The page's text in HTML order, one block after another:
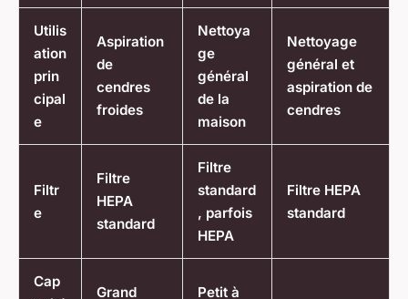
Utilis
ation
prin
cipal
e
Aspiration
de
cendres
froides
Nettoya
ge
général
de la
maison
Nettoyage
général et
aspiration de
cendres
Filtr
e
Filtre
HEPA
standard
Filtre
standard
, parfois
HEPA
Filtre HEPA
standard
Cap
Grand
Petit à